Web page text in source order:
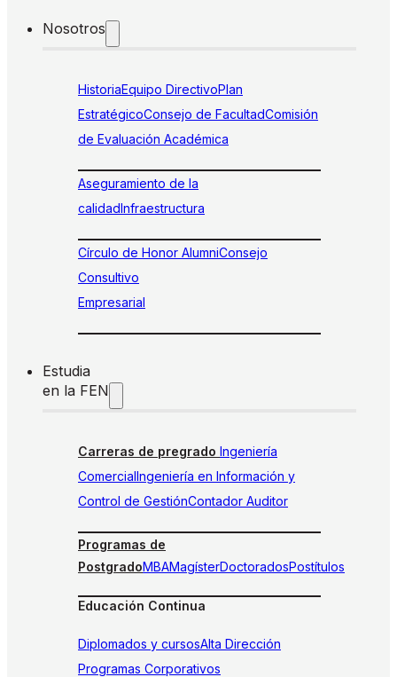
Nosotros
HistoriaEquipo DirectivoPlan
EstratégicoConsejo de FacultadComisión
de Evaluación Académica
Aseguramiento de la
calidadInfraestructura
Círculo de Honor AlumniConsejo
Consultivo
Empresarial
Estudia
en la FEN
Carreras de pregrado Ingeniería
ComercialIngeniería en Información y
Control de GestiónContador Auditor
Programas de
PostgradoMBAMagísterDoctoradosPostítulos
Educación Continua
Diplomados y cursosAlta Dirección
Programas Corporativos